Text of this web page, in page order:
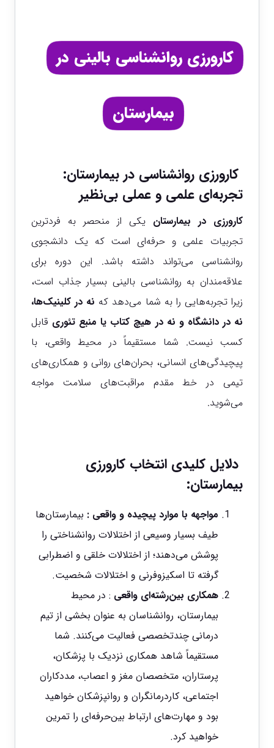
کارورزی روانشناسی بالینی در
بیمارستان
کارورزی روانشناسی در بیمارستان:
تجربه‌ای علمی و عملی بی‌نظیر
کارورزی در بیمارستان یکی از منحصر به‌ فردترین
تجربیات علمی و حرفه‌ای است که یک دانشجوی
روانشناسی می‌تواند داشته باشد. این دوره برای
علاقه‌مندان به روانشناسی بالینی بسیار جذاب است،
زیرا تجربه‌هایی را به شما می‌دهد که نه در کلینیک‌ها،
نه در دانشگاه و نه در هیچ کتاب یا منبع تئوری قابل
کسب نیست. شما مستقیماً در محیط واقعی، با
پیچیدگی‌های انسانی، بحران‌های روانی و همکاری‌های
تیمی در خط مقدم مراقبت‌های سلامت مواجه
می‌شوید.
دلایل کلیدی انتخاب کارورزی
بیمارستان:
مواجهه با موارد پیچیده و واقعی : بیمارستان‌ها
طیف بسیار وسیعی از اختلالات روانشناختی را
پوشش می‌دهند؛ از اختلالات خلقی و اضطرابی
گرفته تا اسکیزوفرنی و اختلالات شخصیت.
همکاری بین‌رشته‌ای واقعی : در محیط
بیمارستان، روانشناسان به عنوان بخشی از تیم
درمانی چندتخصصی فعالیت می‌کنند. شما
مستقیماً شاهد همکاری نزدیک با پزشکان،
پرستاران، متخصصان مغز و اعصاب، مددکاران
اجتماعی، کاردرمانگران و روانپزشکان خواهید
بود و مهارت‌های ارتباط بین‌حرفه‌ای را تمرین
خواهید کرد.